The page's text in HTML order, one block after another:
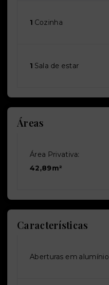
1 Cozinha
1 Sala de estar
Áreas
Área Privativa:
42,89m²
Características
Aberturas em alumínio